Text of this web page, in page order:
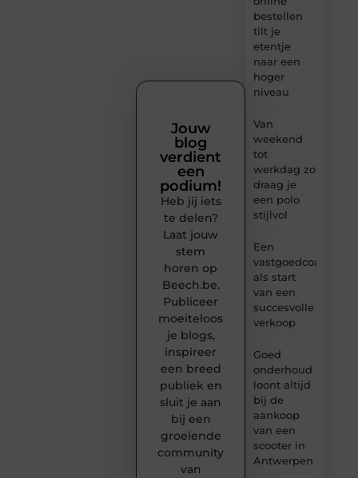
bestellen
tilt je
etentje
naar een
hoger
niveau
Van
weekend
tot
werkdag zo
draag je
een polo
stijlvol
Een
vastgoedcoach
als start
van een
succesvolle
verkoop
Goed
onderhoud
loont altijd
bij de
aankoop
van een
scooter in
Antwerpen
Jouw
blog
verdient
een
podium!
Heb jij iets
te delen?
Laat jouw
stem
horen op
Beech.be.
Publiceer
moeiteloos
je blogs,
inspireer
een breed
publiek en
sluit je aan
bij een
groeiende
community
van